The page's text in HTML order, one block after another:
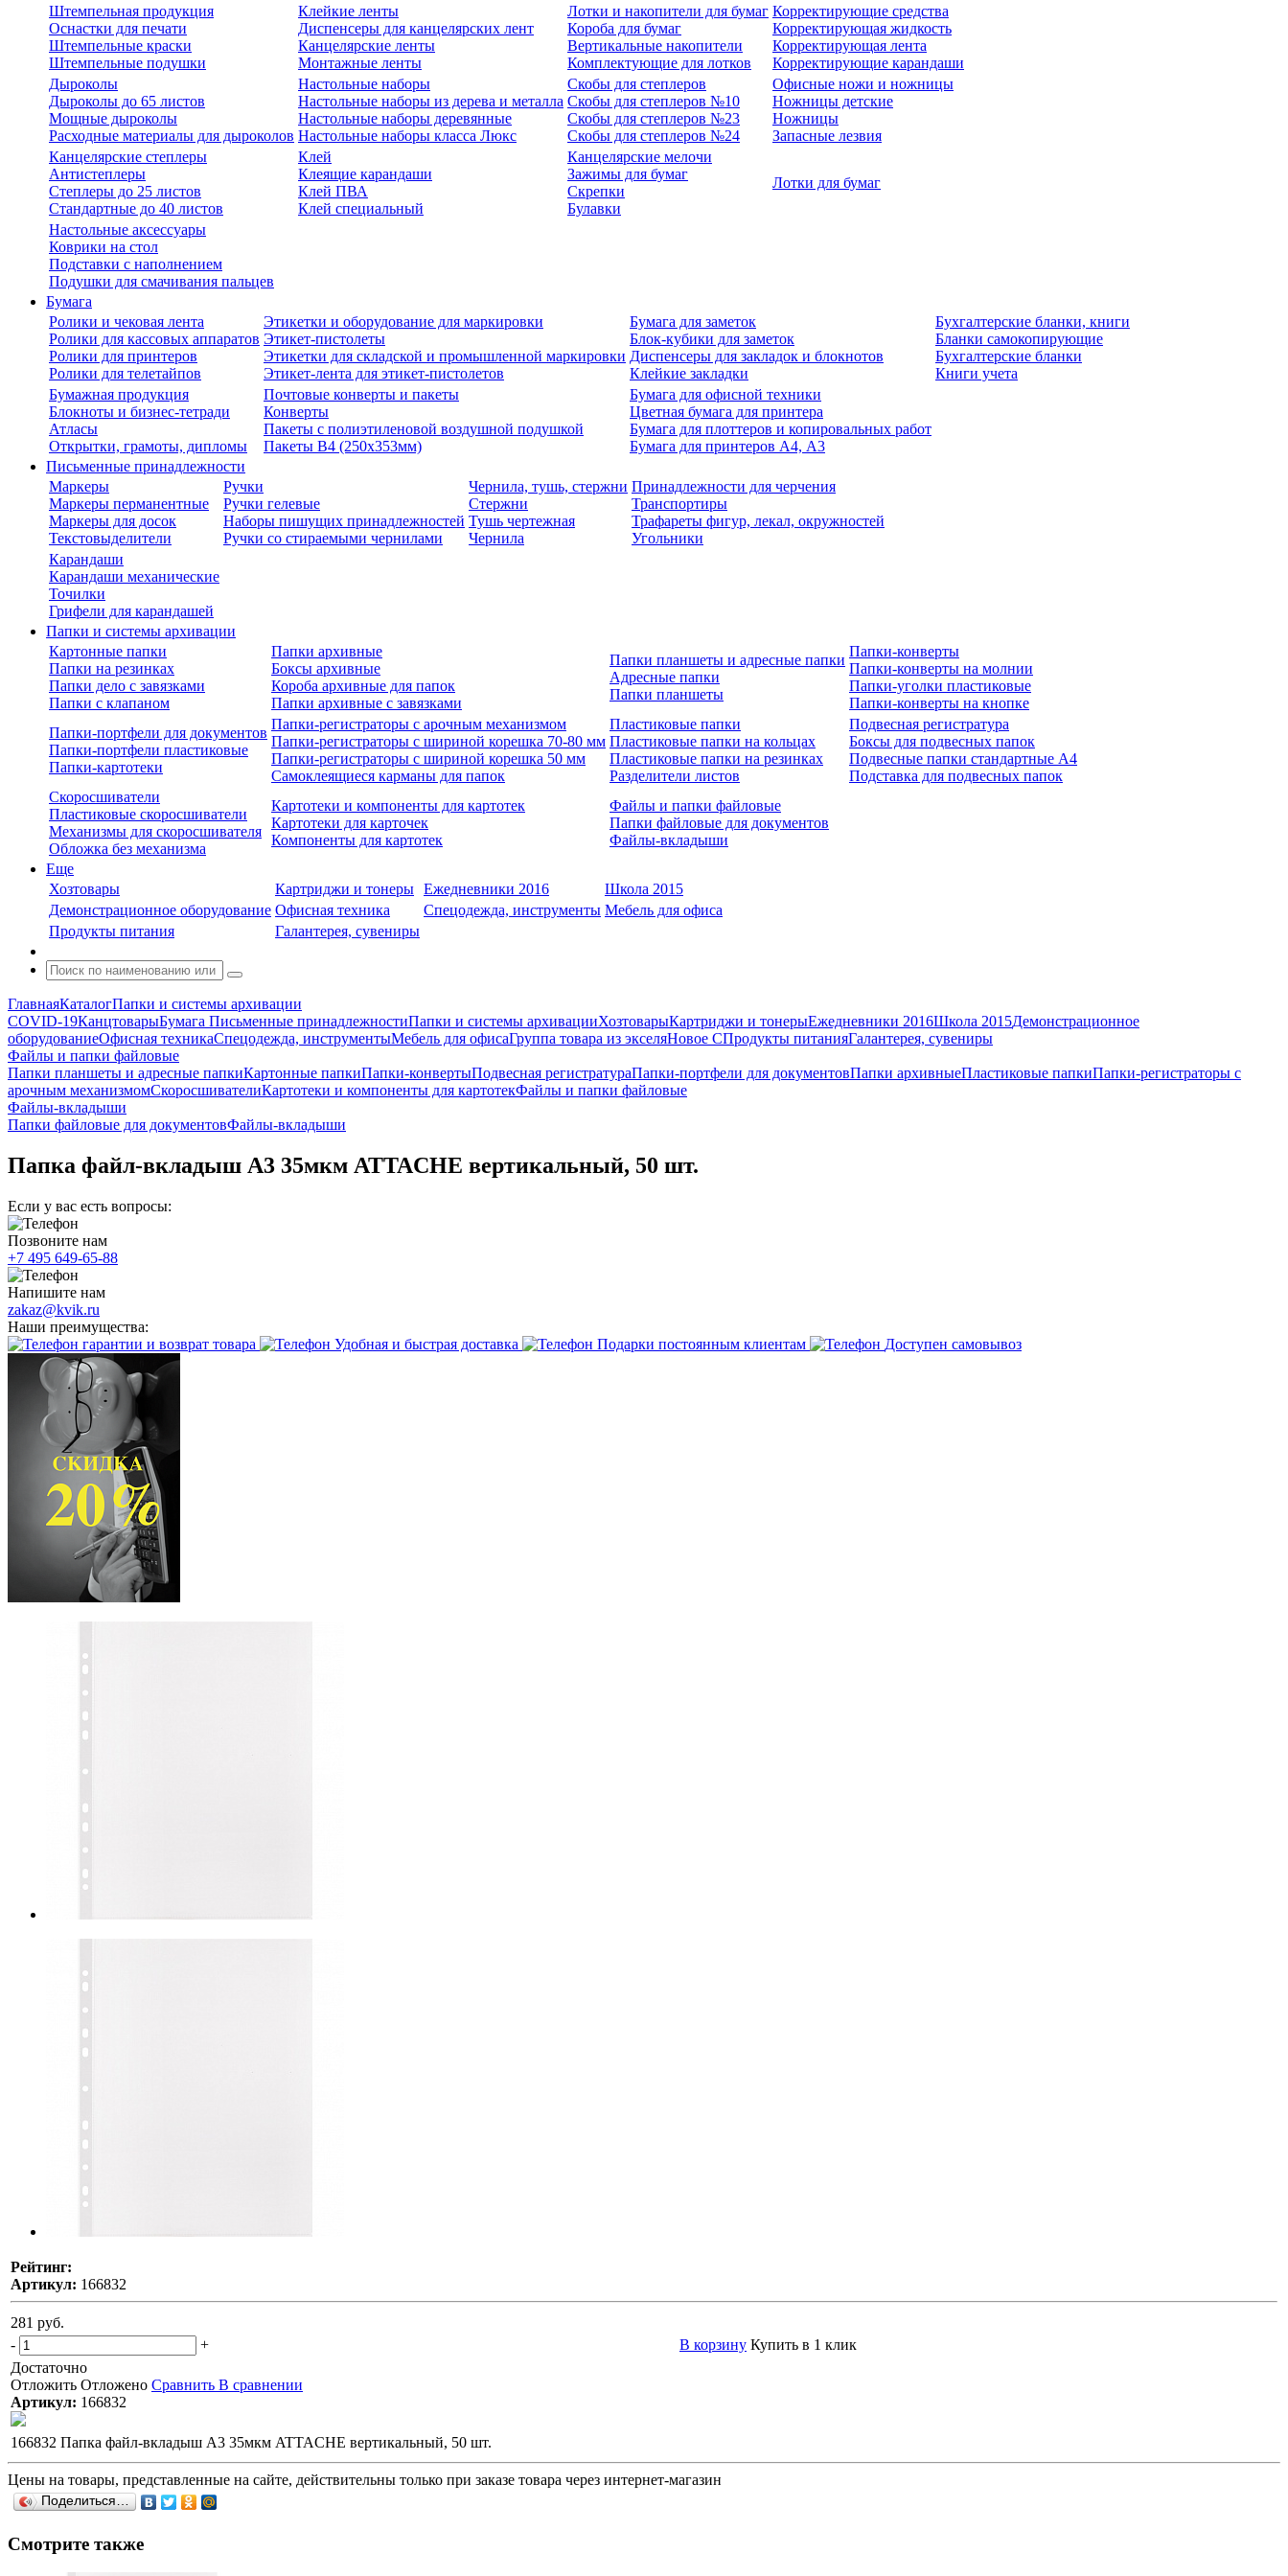
Штемпельная продукция
Оснастки для печати
Штемпельные краски
Штемпельные подушки
Клейкие ленты
Диспенсеры для канцелярских лент
Канцелярские ленты
Монтажные ленты
Лотки и накопители для бумаг
Короба для бумаг
Вертикальные накопители
Комплектующие для лотков
Корректирующие средства
Корректирующая жидкость
Корректирующая лента
Корректирующие карандаши
Дыроколы
Дыроколы до 65 листов
Мощные дыроколы
Расходные материалы для дыроколов
Настольные наборы
Настольные наборы из дерева и металла
Настольные наборы деревянные
Настольные наборы класса Люкс
Скобы для степлеров
Скобы для степлеров №10
Скобы для степлеров №23
Скобы для степлеров №24
Офисные ножи и ножницы
Ножницы детские
Ножницы
Запасные лезвия
Канцелярские степлеры
Антистеплеры
Степлеры до 25 листов
Стандартные до 40 листов
Клей
Клеящие карандаши
Клей ПВА
Клей специальный
Канцелярские мелочи
Зажимы для бумаг
Скрепки
Булавки
Лотки для бумаг
Настольные аксессуары
Коврики на стол
Подставки с наполнением
Подушки для смачивания пальцев
Бумага
Ролики и чековая лента
Ролики для кассовых аппаратов
Ролики для принтеров
Ролики для телетайпов
Этикетки и оборудование для маркировки
Этикет-пистолеты
Этикетки для складской и промышленной маркировки
Этикет-лента для этикет-пистолетов
Бумага для заметок
Блок-кубики для заметок
Диспенсеры для закладок и блокнотов
Клейкие закладки
Бухгалтерские бланки, книги
Бланки самокопирующие
Бухгалтерские бланки
Книги учета
Бумажная продукция
Блокноты и бизнес-тетради
Атласы
Открытки, грамоты, дипломы
Почтовые конверты и пакеты
Конверты
Пакеты с полиэтиленовой воздушной подушкой
Пакеты В4 (250х353мм)
Бумага для офисной техники
Цветная бумага для принтера
Бумага для плоттеров и копировальных работ
Бумага для принтеров А4, А3
Письменные принадлежности
Маркеры
Маркеры перманентные
Маркеры для досок
Текстовыделители
Ручки
Ручки гелевые
Наборы пишущих принадлежностей
Ручки со стираемыми чернилами
Чернила, тушь, стержни
Стержни
Тушь чертежная
Чернила
Принадлежности для черчения
Транспортиры
Трафареты фигур, лекал, окружностей
Угольники
Карандаши
Карандаши механические
Точилки
Грифели для карандашей
Папки и системы архивации
Картонные папки
Папки на резинках
Папки дело с завязками
Папки с клапаном
Папки архивные
Боксы архивные
Короба архивные для папок
Папки архивные с завязками
Папки планшеты и адресные папки
Адресные папки
Папки планшеты
Папки-конверты
Папки-конверты на молнии
Папки-уголки пластиковые
Папки-конверты на кнопке
Папки-портфели для документов
Папки-портфели пластиковые
Папки-картотеки
Папки-регистраторы с арочным механизмом
Папки-регистраторы с шириной корешка 70-80 мм
Папки-регистраторы с шириной корешка 50 мм
Самоклеящиеся карманы для папок
Пластиковые папки
Пластиковые папки на кольцах
Пластиковые папки на резинках
Разделители листов
Подвесная регистратура
Боксы для подвесных папок
Подвесные папки стандартные А4
Подставка для подвесных папок
Скоросшиватели
Пластиковые скоросшиватели
Механизмы для скоросшивателя
Обложка без механизма
Картотеки и компоненты для картотек
Картотеки для карточек
Компоненты для картотек
Файлы и папки файловые
Папки файловые для документов
Файлы-вкладыши
Еще
Хозтовары
Картриджи и тонеры Ежедневники 2016
Школа 2015
Демонстрационное оборудование Офисная техника Спецодежда, инструменты Мебель для офиса
Продукты питания
Галантерея, сувениры
ГлавнаяКаталогПапки и системы архивации
COVID-19КанцтоварыБумага Письменные принадлежностиПапки и системы архивацииХозтоварыКартриджи и тонерыЕжедневники 2016Школа 2015Демонстрационное
оборудованиеОфисная техникаСпецодежда, инструментыМебель для офисаГруппа товара из экселяНовое СПродукты питанияГалантерея, сувениры
Файлы и папки файловые
Папки планшеты и адресные папкиКартонные папкиПапки-конвертыПодвесная регистратураПапки-портфели для документовПапки архивныеПластиковые папкиПапки-регистраторы с
арочным механизмомСкоросшивателиКартотеки и компоненты для картотекФайлы и папки файловые
Файлы-вкладыши
Папки файловые для документовФайлы-вкладыши
Папка файл-вкладыш А3 35мкм ATTACHE вертикальный, 50 шт.
Если у вас есть вопросы:
Позвоните нам
+7 495 649-65-88
Напишите нам
zakaz@kvik.ru
Наши преимущества:
гарантии и возврат товара
Удобная и быстрая доставка Подарки постоянным клиентам Доступен самовывоз
Рейтинг:
Артикул: 166832
281 руб.
-
+ В корзину Купить в 1 клик
Достаточно
Отложить Отложено Сравнить В сравнении
Артикул: 166832
166832 Папка файл-вкладыш А3 35мкм ATTACHE вертикальный, 50 шт.
Цены на товары, представленные на сайте, действительны только при заказе товара через интернет-магазин
Поделиться…
Смотрите также